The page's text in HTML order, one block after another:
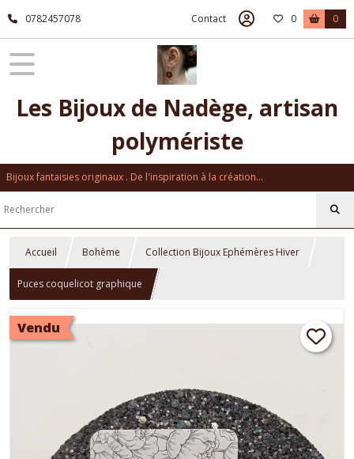
0782457078 Contact 0 0
Les Bijoux de Nadège, artisan
polymériste
Bijoux fantaisies originaux . De l'inspiration à la création...
Accueil Bohème Collection Bijoux Ephémères Hiver
Puces coquelicot graphique
Vendu